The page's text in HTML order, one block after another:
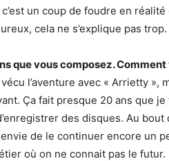
un coup de foudre en
cela ne s’explique pas
que vous composez.
vécu l’aventure avec « Arrietty »,
Ça fait presque 20 ans que
des disques. Au bout
envie de le continuer encore un
où on ne connait pas le futur.